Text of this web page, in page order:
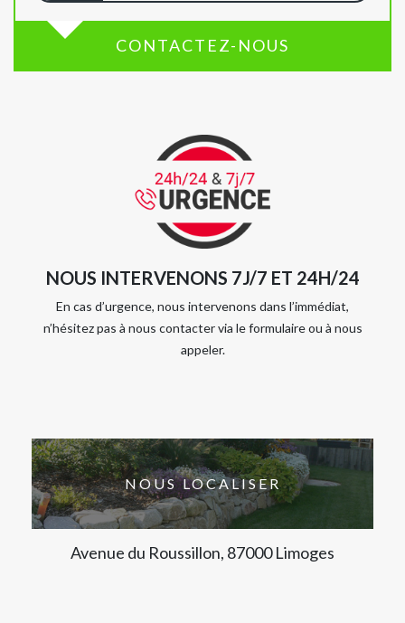
CONTACTEZ-NOUS
NOUS INTERVENONS 7J/7 ET 24H/24
En cas d’urgence, nous intervenons dans l’immédiat,
n’hésitez pas à nous contacter via le formulaire ou à nous
appeler.
NOUS LOCALISER
Avenue du Roussillon, 87000 Limoges